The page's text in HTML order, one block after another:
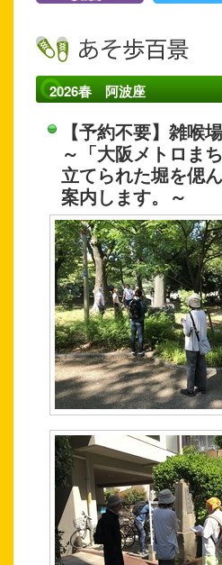
2026春 阿波座
【予約不要】雑喉
～「大阪メトロま
立てられた堀を偲
案内します。～